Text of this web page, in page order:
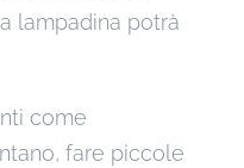
lampadina potrà
come
fare piccole